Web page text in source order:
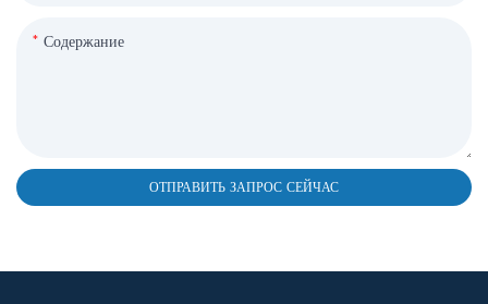
Содержание
ОТПРАВИТЬ ЗАПРОС СЕЙЧАС